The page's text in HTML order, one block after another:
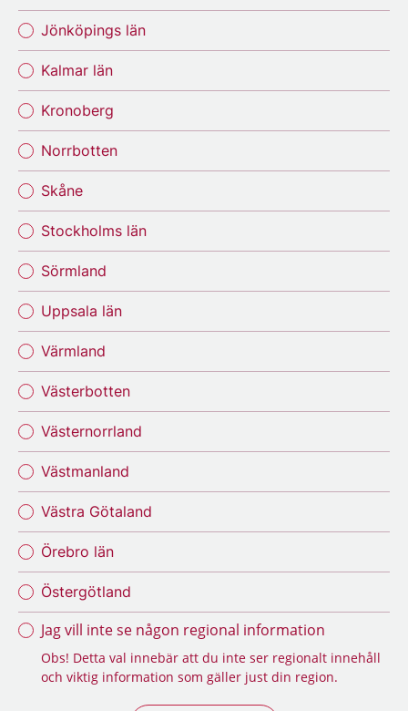
Jönköpings län
Kalmar län
Kronoberg
Norrbotten
Skåne
Stockholms län
Sörmland
Uppsala län
Värmland
Västerbotten
Västernorrland
Västmanland
Västra Götaland
Örebro län
Östergötland
Jag vill inte se någon regional information
Obs! Detta val innebär att du inte ser regionalt innehåll
och viktig information som gäller just din region.